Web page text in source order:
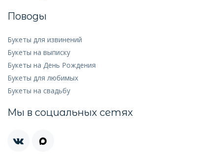
Поводы
Букеты для извинений
Букеты на выписку
Букеты на День Рождения
Букеты для любимых
Букеты на свадьбу
Мы в социальных сетях